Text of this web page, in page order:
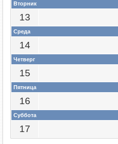
Вторник
13
Среда
14
Четверг
15
Пятница
16
Суббота
17